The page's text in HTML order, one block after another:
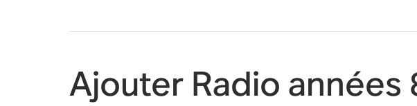
Ajouter Radio années